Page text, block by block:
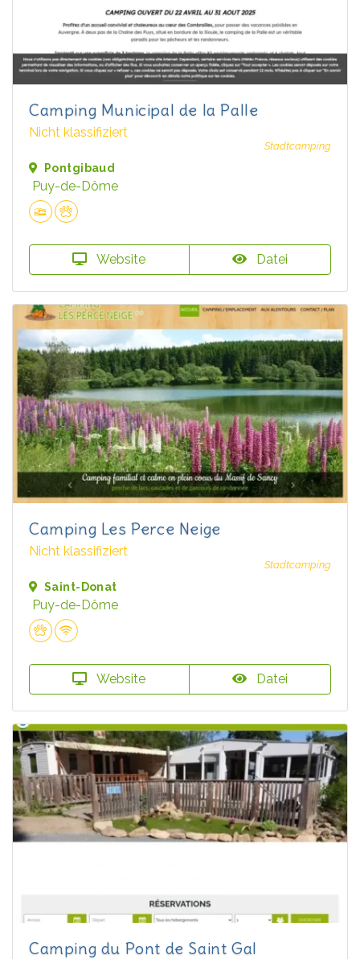
Camping Municipal de la Palle
Nicht klassifiziert
Stadtcamping
Pontgibaud
Puy-de-Dôme
Website Datei
Camping Les Perce Neige
Nicht klassifiziert
Stadtcamping
Saint-Donat
Puy-de-Dôme
Website Datei
Camping du Pont de Saint Gal